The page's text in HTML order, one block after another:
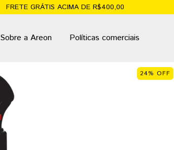
FRETE GRÁTIS ACIMA DE R$400,00
Sobre a Areon Políticas comerciais
24% OFF